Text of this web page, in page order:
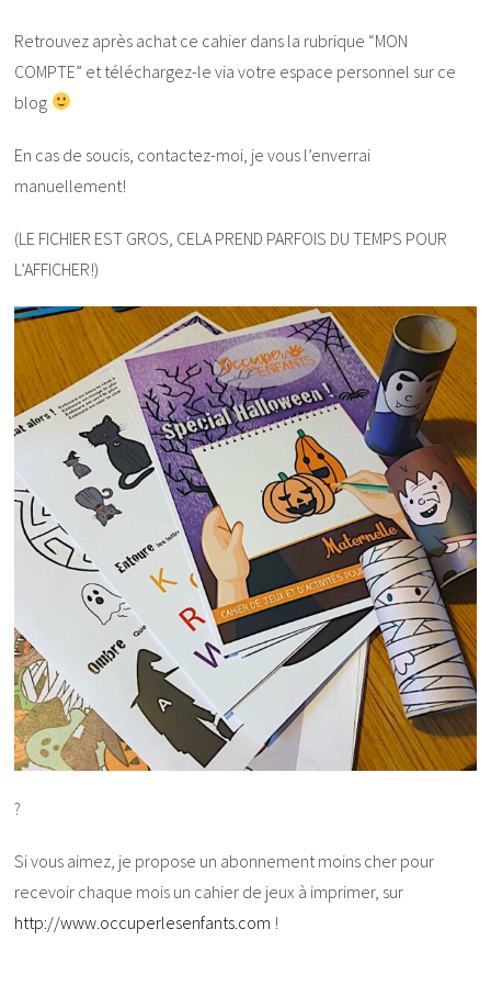
Retrouvez après achat ce cahier dans la rubrique “MON
COMPTE” et téléchargez-le via votre espace personnel sur ce
blog
En cas de soucis, contactez-moi, je vous l’enverrai
manuellement!
(LE FICHIER EST GROS, CELA PREND PARFOIS DU TEMPS POUR
L’AFFICHER!)
?
Si vous aimez, je propose un abonnement moins cher pour
recevoir chaque mois un cahier de jeux à imprimer, sur
http://www.occuperlesenfants.com !